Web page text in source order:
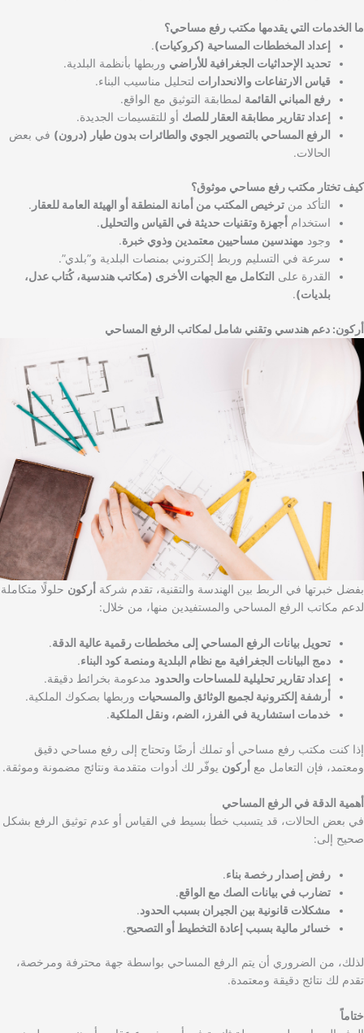
ما الخدمات التي يقدمها مكتب رفع مساحي؟
إعداد المخططات المساحية (كروكيات).
تحديد الإحداثيات الجغرافية للأراضي وربطها بأنظمة البلدية.
قياس الارتفاعات والانحدارات لتحليل مناسيب البناء.
رفع المباني القائمة لمطابقة التوثيق مع الواقع.
إعداد تقارير مطابقة العقار للصك أو للتقسيمات الجديدة.
الرفع المساحي بالتصوير الجوي والطائرات بدون طيار (درون) في بعض
الحالات.
كيف تختار مكتب رفع مساحي موثوق؟
التأكد منترخيص المكتب من أمانة المنطقة أو الهيئة العامة للعقار .
استخدام
أجهزة وتقنيات حديثة في القياس والتحليل.
وجود مهندسين مساحيين معتمدين وذوي خبرة.
سرعة في التسليم وربط إلكتروني بمنصات البلدية و”بلدي”.
القدرة على التكامل مع الجهات الأخرى (مكاتب هندسية، كُتاب عدل،
بلديات).
أركون: دعم هندسي وتقني شامل لمكاتب الرفع المساحي
بفضل خبرتها في الربط بين الهندسة والتقنية، تقدم شركة أركون حلولًا متكاملة
لدعم مكاتب الرفع المساحي والمستفيدين منها، من خلال:
تحويل بيانات الرفع المساحي إلى مخططات رقمية عالية الدقة.
دمج البيانات الجغرافية مع نظام البلدية ومنصة كود البناء.
إعداد تقارير تحليلية للمساحات والحدود مدعومة بخرائط دقيقة.
أرشفة إلكترونية لجميع الوثائق والمسحيات وربطها بصكوك الملكية.
خدمات استشارية في الفرز، الضم، ونقل الملكية.
إذا كنت مكتب رفع مساحي أو تملك أرضًا وتحتاج إلى رفع مساحي دقيق
ومعتمد، فإن التعامل مع أركون يوفّر لك أدوات متقدمة ونتائج مضمونة وموثقة.
أهمية الدقة في الرفع المساحي
في بعض الحالات، قد يتسبب خطأ بسيط في القياس أو عدم توثيق الرفع بشكل
صحيح إلى:
رفض إصدار رخصة بناء.
تضارب في بيانات الصك مع الواقع.
مشكلات قانونية بين الجيران بسبب الحدود.
خسائر مالية بسبب إعادة التخطيط أو التصحيح.
لذلك، من الضروري أن يتم الرفع المساحي بواسطة جهة محترفة ومرخصة،
تقدم لك نتائج دقيقة ومعتمدة.
ختاماً